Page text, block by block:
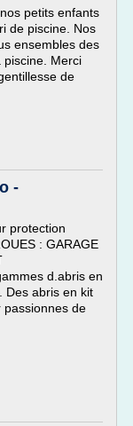
petits enfants
de piscine. Nos
ensembles des
piscine. Merci
de
-
protection
: GARAGE
d.abris en
Des abris en kit
passionnes de